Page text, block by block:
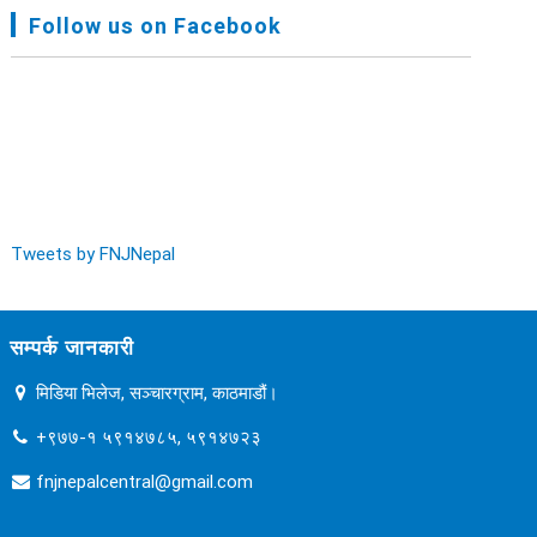
FNJ, Financial Report Presented At Nagarkot
Follow us on Facebook
Tweets by FNJNepal
सम्पर्क जानकारी
मिडिया भिलेज, सञ्चारग्राम, काठमाडौं।
+९७७-१ ५९१४७८५, ५९१४७२३
fnjnepalcentral@gmail.com